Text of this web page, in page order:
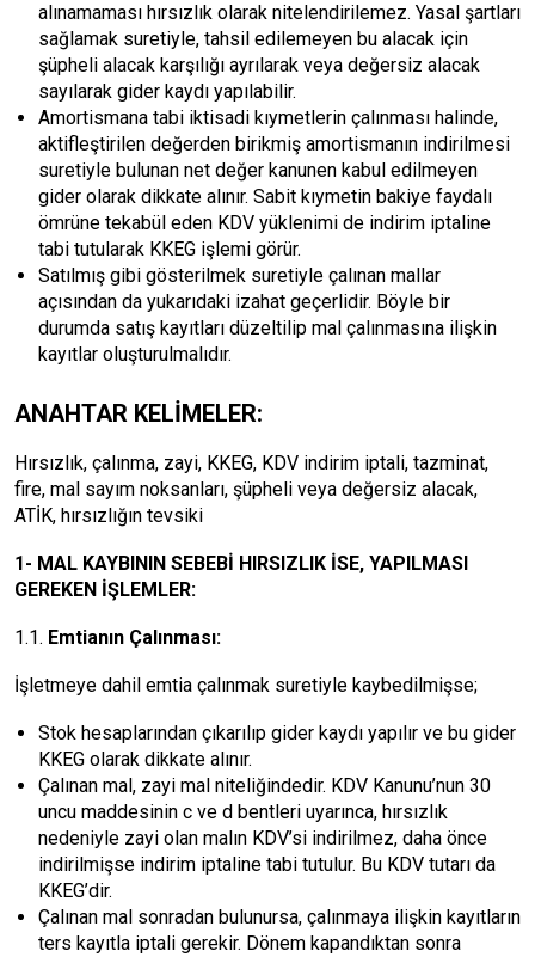
alınamaması hırsızlık olarak nitelendirilemez. Yasal şartları
sağlamak suretiyle, tahsil edilemeyen bu alacak için
şüpheli alacak karşılığı ayrılarak veya değersiz alacak
sayılarak gider kaydı yapılabilir.
Amortismana tabi iktisadi kıymetlerin çalınması halinde,
aktifleştirilen değerden birikmiş amortismanın indirilmesi
suretiyle bulunan net değer kanunen kabul edilmeyen
gider olarak dikkate alınır. Sabit kıymetin bakiye faydalı
ömrüne tekabül eden KDV yüklenimi de indirim iptaline
tabi tutularak KKEG işlemi görür.
Satılmış gibi gösterilmek suretiyle çalınan mallar
açısından da yukarıdaki izahat geçerlidir. Böyle bir
durumda satış kayıtları düzeltilip mal çalınmasına ilişkin
kayıtlar oluşturulmalıdır.
ANAHTAR KELİMELER:
Hırsızlık, çalınma, zayi, KKEG, KDV indirim iptali, tazminat,
fire, mal sayım noksanları, şüpheli veya değersiz alacak,
ATİK, hırsızlığın tevsiki
1- MAL KAYBININ SEBEBİ HIRSIZLIK İSE, YAPILMASI
GEREKEN İŞLEMLER:
1.1. Emtianın Çalınması:
İşletmeye dahil emtia çalınmak suretiyle kaybedilmişse;
Stok hesaplarından çıkarılıp gider kaydı yapılır ve bu gider
KKEG olarak dikkate alınır.
Çalınan mal, zayi mal niteliğindedir. KDV Kanunu’nun 30
uncu maddesinin c ve d bentleri uyarınca, hırsızlık
nedeniyle zayi olan malın KDV’si indirilmez, daha önce
indirilmişse indirim iptaline tabi tutulur. Bu KDV tutarı da
KKEG’dir.
Çalınan mal sonradan bulunursa, çalınmaya ilişkin kayıtların
ters kayıtla iptali gerekir. Dönem kapandıktan sonra